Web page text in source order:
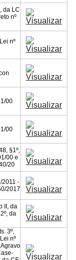
da LC
nº
nº
00
00
§1º,
00 e
20
2011 -
2017
II, da
da
3º,
nº